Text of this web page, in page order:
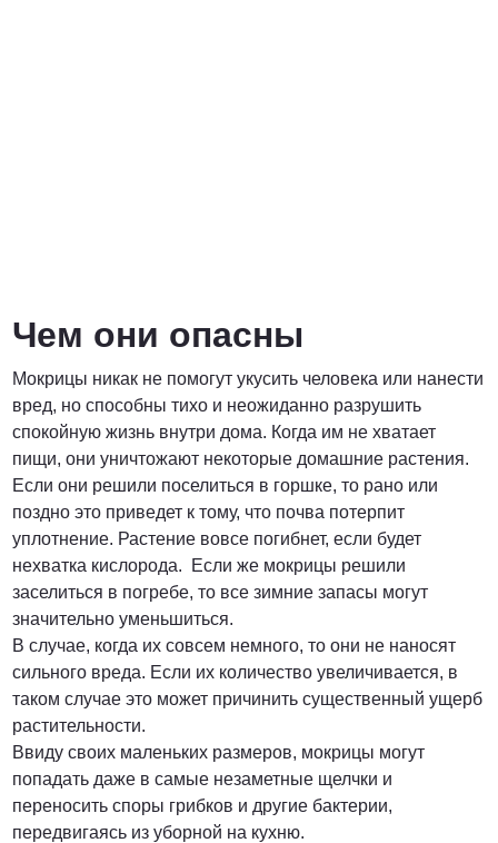
Чем они опасны
Мокрицы никак не помогут укусить человека или нанести
вред, но способны тихо и неожиданно разрушить
спокойную жизнь внутри дома. Когда им не хватает
пищи, они уничтожают некоторые домашние растения.
Если они решили поселиться в горшке, то рано или
поздно это приведет к тому, что почва потерпит
уплотнение. Растение вовсе погибнет, если будет
нехватка кислорода. Если же мокрицы решили
заселиться в погребе, то все зимние запасы могут
значительно уменьшиться.
В случае, когда их совсем немного, то они не наносят
сильного вреда. Если их количество увеличивается, в
таком случае это может причинить существенный ущерб
растительности.
Ввиду своих маленьких размеров, мокрицы могут
попадать даже в самые незаметные щелчки и
переносить споры грибков и другие бактерии,
передвигаясь из уборной на кухню.